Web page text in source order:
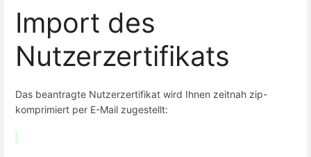
Import des
Nutzerzertifikats
Das beantragte Nutzerzertifikat wird Ihnen zeitnah zip-
komprimiert per E-Mail zugestellt: